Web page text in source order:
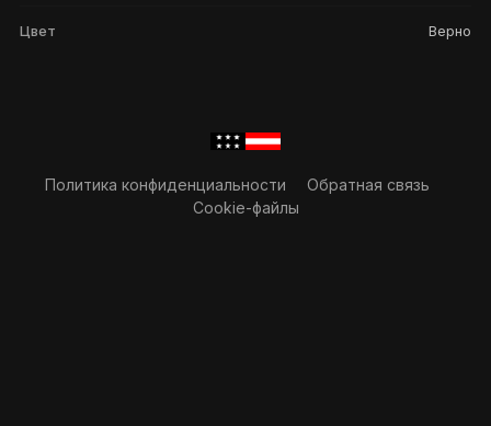
Цвет Верно
Политика конфиденциальности
Обратная связь
Cookie-файлы